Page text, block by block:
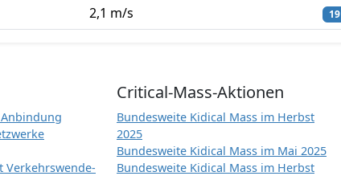
2,1 m/s 19
Verkehrswende-
Critical-Mass-Aktionen
Bundesweite Kidical Mass im Herbst
2025
Bundesweite Kidical Mass im Mai 2025
Bundesweite Kidical Mass im Herbst